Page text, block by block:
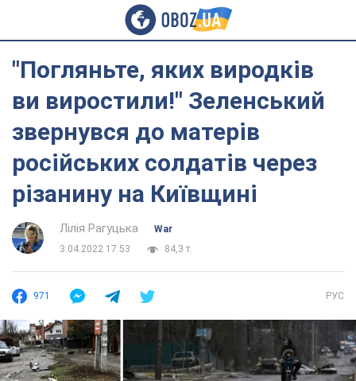
"Погляньте, яких виродків
ви виростили!" Зеленський
звернувся до матерів
російських солдатів через
різанину на Київщині
Лілія Рагуцька
War
3.04.2022 17:53
84,3 т.
971 РУС